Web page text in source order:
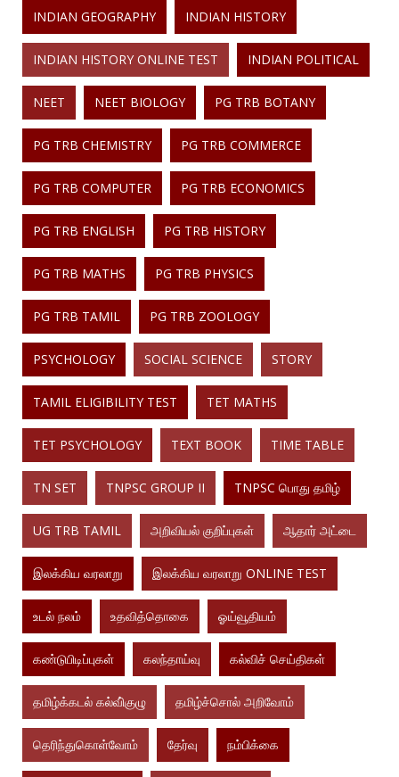
INDIAN GEOGRAPHY INDIAN HISTORY
INDIAN HISTORY ONLINE TEST INDIAN POLITICAL
NEET NEET BIOLOGY PG TRB BOTANY
PG TRB CHEMISTRY PG TRB COMMERCE
PG TRB COMPUTER PG TRB ECONOMICS
PG TRB ENGLISH PG TRB HISTORY
PG TRB MATHS PG TRB PHYSICS
PG TRB TAMIL PG TRB ZOOLOGY
PSYCHOLOGY SOCIAL SCIENCE STORY
TAMIL ELIGIBILITY TEST TET MATHS
TET PSYCHOLOGY TEXT BOOK TIME TABLE
TN SET TNPSC GROUP II TNPSC பொது தமிழ்
UG TRB TAMIL அறிவியல் குறிப்புகள் ஆதார் அட்டை
இலக்கிய வரலாறு இலக்கிய வரலாறு ONLINE TEST
உடல் நலம் உதவித்தொகை ஓய்வூதியம்
கண்டுபிடிப்புகள் கலந்தாய்வு கல்விச் செய்திகள்
தமிழ்க்கடல் கல்வி்குழு தமிழ்ச்சொல் அறிவோம்
தெரிந்துகொள்வோம் தேர்வு நம்பிக்கை